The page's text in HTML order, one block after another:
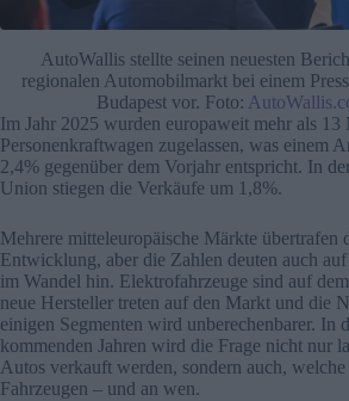
AutoWallis stellte seinen neuesten
regionalen Automobilmarkt bei einem
Budapest vor. Foto:
Im Jahr 2025 wurden europaweit mehr als
Personenkraftwagen zugelassen, was einem
2,4% gegenüber dem Vorjahr entspricht. In
Union stiegen die Verkäufe um 1,8%.
Mehrere mitteleuropäische Märkte übertrafen
Entwicklung, aber die Zahlen deuten auch
im Wandel hin. Elektrofahrzeuge sind auf
neue Hersteller treten auf den Markt und die
einigen Segmenten wird unberechenbarer. In
kommenden Jahren wird die Frage nicht nur
Autos verkauft werden, sondern auch,
Fahrzeugen – und an wen.